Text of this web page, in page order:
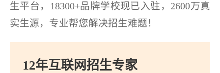
生平台，18300+品牌学校现已入驻，2600万真
实生源，专业帮您解决招生难题！
12年互联网招生专家